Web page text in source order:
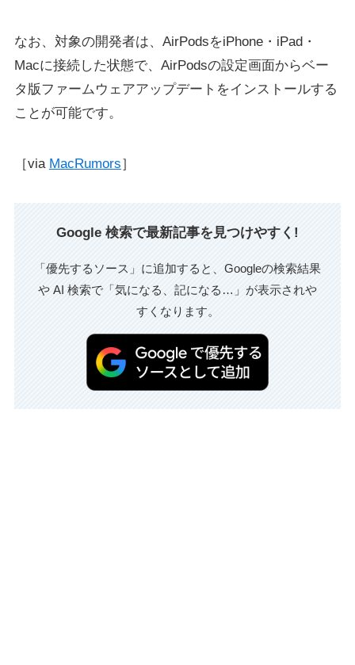
なお、対象の開発者は、AirPodsをiPhone・iPad・
Macに接続した状態で、AirPodsの設定画面からベー
タ版ファームウェアアップデートをインストールする
ことが可能です。
［via MacRumors］
Google 検索で最新記事を見つけやすく!
「優先するソース」に追加すると、Googleの検索結果
や AI 検索で「気になる、記になる…」が表示されや
すくなります。